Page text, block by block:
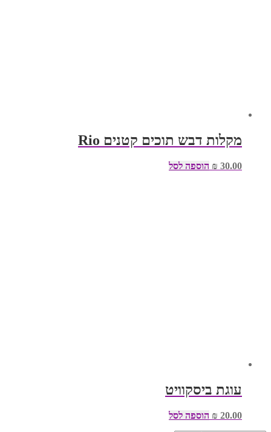
מקלות דבש תוכים קטנים Rio
₪ 30.00 הוספה לסל
עוגת ביסקוויט
₪ 20.00 הוספה לסל